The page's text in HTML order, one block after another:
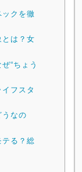
クを徹
は？女
“ちょう
フスタ
なの
る？総